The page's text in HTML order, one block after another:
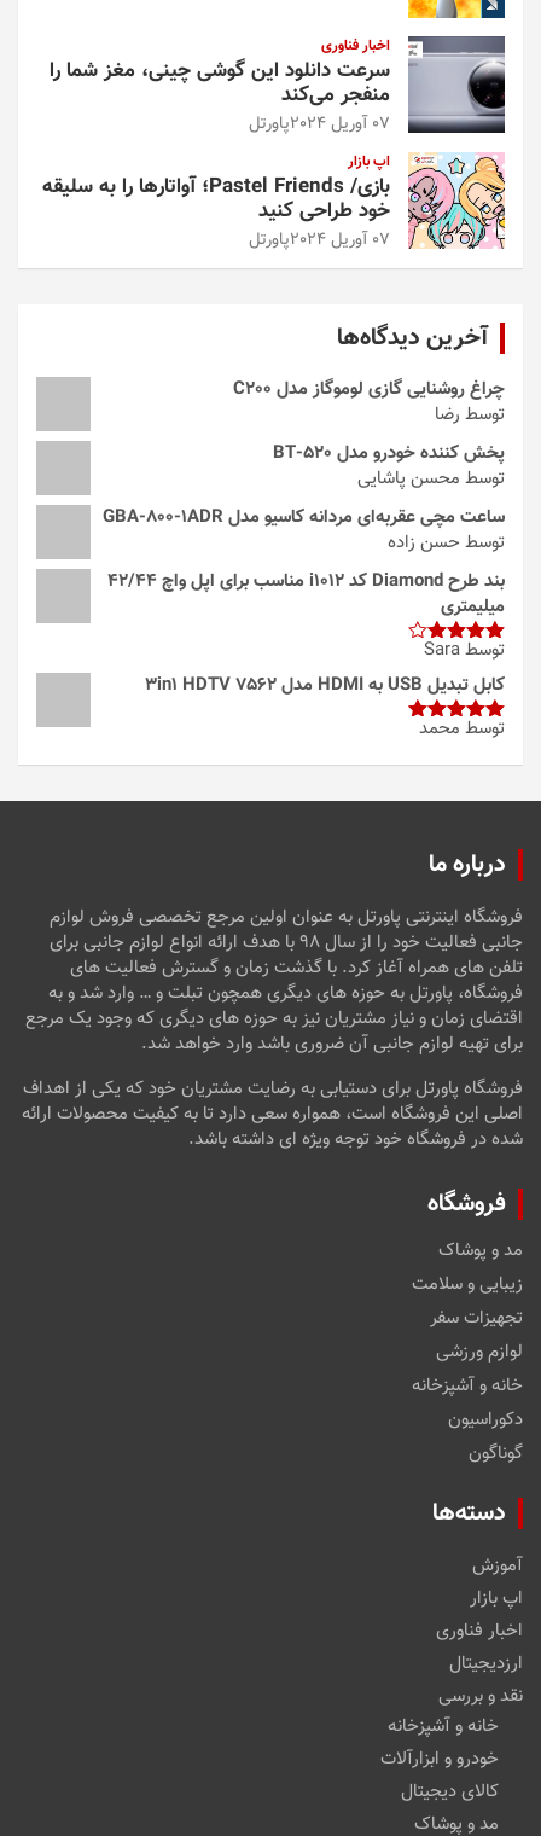
اخبار فناوری
سرعت دانلود این گوشی چینی، مغز شما را
منفجر می‌کند
07 آوریل 2024 پاورتل
اپ بازار
بازی/ Pastel Friends؛ آواتارها را به سلیقه
خود طراحی کنید
07 آوریل 2024 پاورتل
آخرین دیدگاه‌ها
چراغ روشنایی گازی لوموگاز مدل C200
توسط رضا
پخش کننده خودرو مدل 520-BT
توسط محسن پاشایی
ساعت مچی عقربه‌ای مردانه کاسیو مدل GBA-800-1ADR
توسط حسن زاده
بند طرح Diamond کد i1012 مناسب برای اپل واچ 42/44
میلیمتری
امتیاز4
از 5
توسط Sara
کابل تبدیل USB به HDMI مدل 3in1 HDTV 7562
امتیاز5از
توسط محمد
درباره ما
فروشگاه اینترنتی پاورتل به عنوان اولین مرجع تخصصی فروش لوازم
جانبی فعالیت خود را از سال ۹۸ با هدف ارائه انواع لوازم جانبی برای
تلفن های همراه آغاز کرد. با گذشت زمان و گسترش فعالیت های
فروشگاه، پاورتل به حوزه های دیگری همچون تبلت و … وارد شد و به
اقتضای زمان و نیاز مشتریان نیز به حوزه های دیگری که وجود یک مرجع
برای تهیه لوازم جانبی آن ضروری باشد وارد خواهد شد.
فروشگاه پاورتل برای دستیابی به رضایت مشتریان خود که یکی از اهداف
اصلی این فروشگاه است، همواره سعی دارد تا به کیفیت محصولات ارائه
شده در فروشگاه خود توجه ویژه ای داشته باشد.
فروشگاه
مد و پوشاک
زیبایی و سلامت
تجهیزات سفر
لوازم ورزشی
خانه و آشپزخانه
دکوراسیون
گوناگون
دسته‌ها
آموزش
اپ بازار
اخبار فناوری
ارزدیجیتال
نقد و بررسی
خانه و آشپزخانه
خودرو و ابزارآلات
کالای دیجیتال
مد و پوشاک